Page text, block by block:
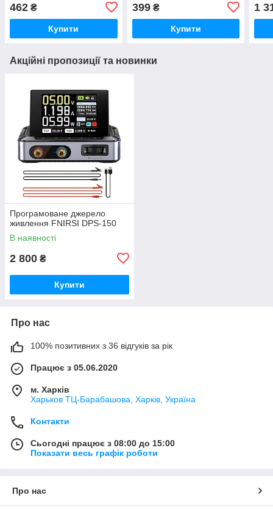
462 ₴
Купити
399₴
Купити
1
Акційні пропозиції та новинки
Програмоване джерело
живлення FNIRSI DPS-150
В наявності
2 800 ₴
Купити
Про нас
100% позитивних з 36 відгуків за рік
Працює з 05.06.2020
м. Харків
Харьков ТЦ-Барабашова, Харків, Україна
Контакти
Сьогодні працює з 08:00 до 15:00
Показати весь графік роботи
Про нас